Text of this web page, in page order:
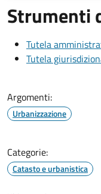
Strumenti
Tutela
Tutela
Argomenti:
Urbanizzazione
Categorie:
Catasto e urbanistica